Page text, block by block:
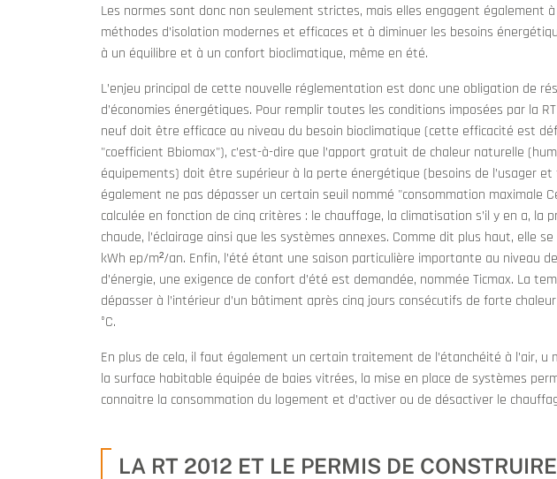
Les normes sont donc non seulement strictes, mais elles engagent également
méthodes d’isolation modernes et efficaces et à diminuer les besoins
à un équilibre et à un confort bioclimatique, même en été.
L’enjeu principal de cette nouvelle réglementation est donc une obligation de
d’économies énergétiques. Pour remplir toutes les conditions imposées par la
neuf doit être efficace au niveau du besoin bioclimatique (cette efficacité est
"coefficient Bbiomax"), c’est-à-dire que l’apport gratuit de chaleur naturelle
équipements) doit être supérieur à la perte énergétique (besoins de l’usager
également ne pas dépasser un certain seuil nommé "consommation maximale
calculée en fonction de cinq critères : le chauffage, la climatisation s’il y en a, la
chaude, l’éclairage ainsi que les systèmes annexes. Comme dit plus haut, elle
kWh ep/m²/an. Enfin, l’été étant une saison particulière importante au niveau
d’énergie, une exigence de confort d’été est demandée, nommée Ticmax. La
dépasser à l’intérieur d’un bâtiment après cinq jours consécutifs de forte
°C.
En plus de cela, il faut également un certain traitement de l’étanchéité à l’air, u
la surface habitable équipée de baies vitrées, la mise en place de systèmes
connaitre la consommation du logement et d’activer ou de désactiver le
LA RT 2012 ET LE PERMIS DE